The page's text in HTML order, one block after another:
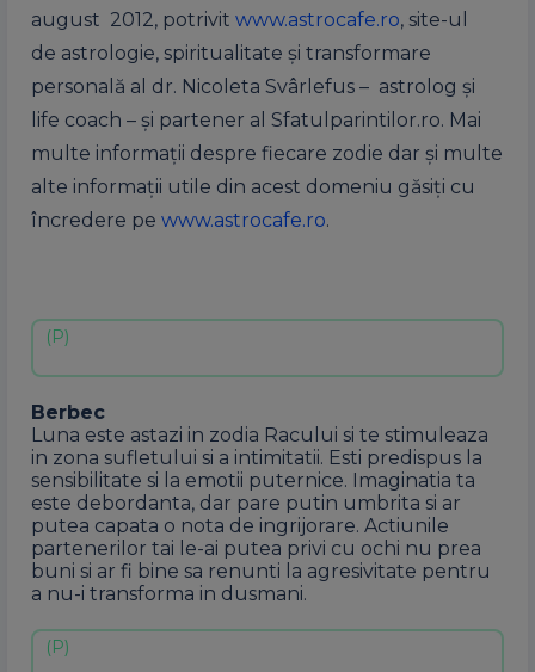
august 2012, potrivit www.astrocafe.ro, site-ul
de astrologie, spiritualitate şi transformare
personală al dr. Nicoleta Svârlefus – astrolog şi
life coach – şi partener al Sfatulparintilor.ro. Mai
multe informaţii despre fiecare zodie dar şi multe
alte informaţii utile din acest domeniu găsiţi cu
încredere pe www.astrocafe.ro.
Berbec
Luna este astazi in zodia Racului si te stimuleaza
in zona sufletului si a intimitatii. Esti predispus la
sensibilitate si la emotii puternice. Imaginatia ta
este debordanta, dar pare putin umbrita si ar
putea capata o nota de ingrijorare. Actiunile
partenerilor tai le-ai putea privi cu ochi nu prea
buni si ar fi bine sa renunti la agresivitate pentru
a nu-i transforma in dusmani.